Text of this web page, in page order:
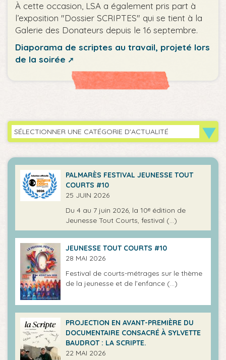
À cette occasion, LSA a également pris part à
l’exposition "Dossier SCRIPTES" qui se tient à la
Galerie des Donateurs depuis le 16 septembre.
Diaporama de scriptes au travail, projeté lors
de la soirée
SÉLECTIONNER UNE CATÉGORIE D'ACTUALITÉ
PALMARÈS FESTIVAL JEUNESSE TOUT
COURTS #10
25 JUIN 2026
Du 4 au 7 juin 2026, la 10ᵉ édition de
Jeunesse Tout Courts, festival (…)
JEUNESSE TOUT COURTS #10
28 MAI 2026
Festival de courts-métrages sur le thème
de la jeunesse et de l’enfance (…)
PROJECTION EN AVANT-PREMIÈRE DU
DOCUMENTAIRE CONSACRÉ À SYLVETTE
BAUDROT : LA SCRIPTE.
22 MAI 2026